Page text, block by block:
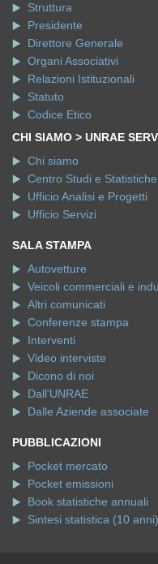
Struttura
Presidente
Direttore Generale
Organi Associativi
Relazioni Istituzionali
Statuto
Codice Etico
CHI SIAMO > UNRAE
Chi siamo
Centro Studi e Statistiche
Ufficio Analisi e Progetti
Ufficio Servizi
SALA STAMPA
Autovetture
Veicoli commerciali e
Altri comunicati
Conferenze stampa
Interventi
Video interviste
Dicono di noi
Dall'UNRAE
Dalle Aziende associate
PUBBLICAZIONI
Pocket mercato
Pocket emissioni
Book statistiche annuali
Sintesi statistica (10 anni)